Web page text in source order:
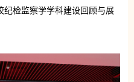
纪检监察学学科建设回顾与展